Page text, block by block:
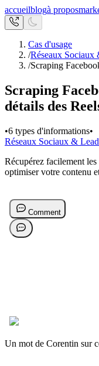
accueilblogà propos
Cas d'usage
/Réseaux Sociaux
/Scraping
Scraping
détails des
•6 types d'informations•
Réseaux Sociaux &
Récupérez facilement
optimiser votre contenu
Un mot de Corentin sur